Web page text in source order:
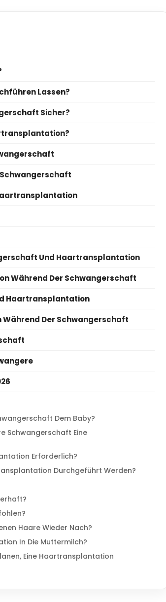
Lassen?
Sicher?
Und Haartransplantation
Während Der Schwangerschaft
Haartransplantation
Der Schwangerschaft
Dem Baby?
Schwangerschaft Eine
Erforderlich?
Durchgeführt Werden?
Haare Wieder Nach?
In Die Muttermilch?
Eine Haartransplantation